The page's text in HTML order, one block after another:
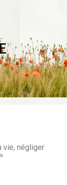
vie, négliger